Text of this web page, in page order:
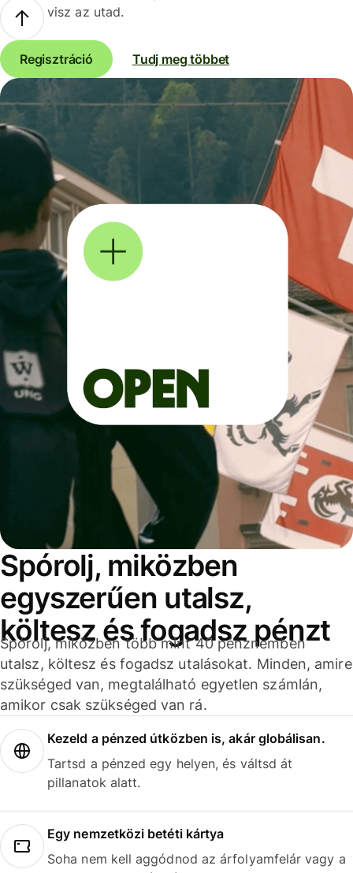
visz az utad.
Regisztráció Tudj meg többet
Spórolj, miközben
egyszerűen utalsz,
költesz és fogadsz pénzt
Spórolj, miközben több mint 40 pénznemben
utalsz, költesz és fogadsz utalásokat. Minden, amire
szükséged van, megtalálható egyetlen számlán,
amikor csak szükséged van rá.
Kezeld a pénzed útközben is, akár globálisan.
Tartsd a pénzed egy helyen, és váltsd át
pillanatok alatt.
Egy nemzetközi betéti kártya
Soha nem kell aggódnod az árfolyamfelár vagy a